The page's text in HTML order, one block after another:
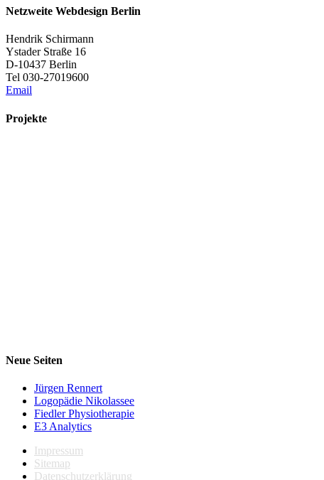
Netzweite Webdesign Berlin
Hendrik Schirmann
Ystader Straße 16
D-10437 Berlin
Tel 030-27019600
Email
Projekte
Neue Seiten
Jürgen Rennert
Logopädie Nikolassee
Fiedler Physiotherapie
E3 Analytics
Impressum
Sitemap
Datenschutzerklärung